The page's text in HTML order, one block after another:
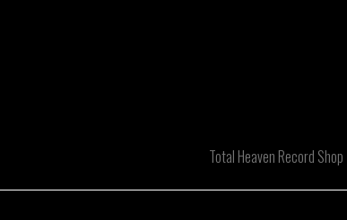
Total Heaven Record Shop